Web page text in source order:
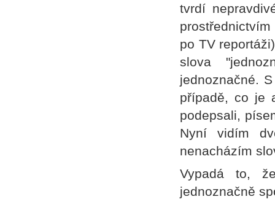
tvrdí
po TV
slova
jednoznačné.
případě, co je
podepsali,
Nyní vidím
nenacházím
Vypadá to,
jednoznačně